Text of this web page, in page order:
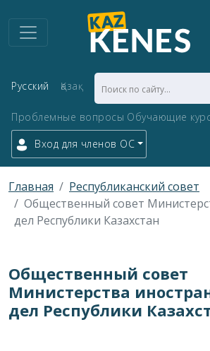
Русский Қазақ
Проблемные вопросы Обучающие
Вход для членов ОС
Главная
Республиканский совет
Общественный совет
дел Республики Казахстан
Общественный совет
Министерства
дел Республики